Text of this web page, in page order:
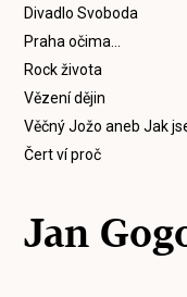
Divadlo Svoboda
Praha očima...
Rock života
Vězení dějin
Věčný Jožo aneb Jak
Čert ví proč
Jan